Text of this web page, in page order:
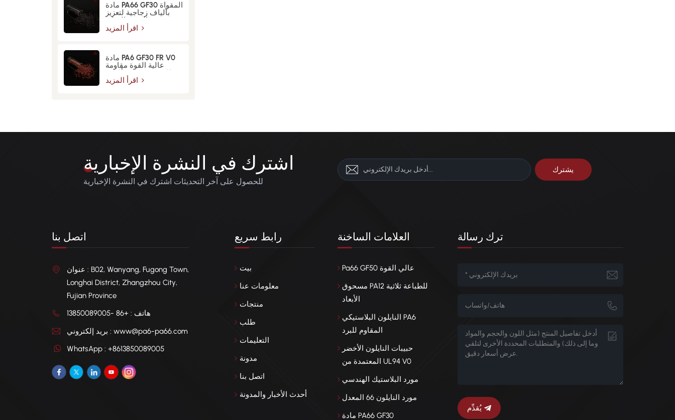
مادة PA66 GF30 المقواة
بألياف زجاجية لتعزيز
القوة والمتانة
مادة PA6 GF30 FR V0
عالية القوة مقاومة
للحريق معززة بألياف
زجاجية
اشترك في النشرة الإخبارية
للحصول على آخر التحديثات اشترك في النشرة الإخبارية
اتصل بنا
عنوان : B02, Wanyang, Fugong Town,
Longhai District, Zhangzhou City,
Fujian Province
هاتف : +86 -13850089005
بريد إلكتروني : www@pa6-pa66.com
WhatsApp : +8613850089005
رابط سريع
بيت
معلومات عنا
منتجات
طلب
التعليمات
مدونة
اتصل بنا
أحدث الأخبار والمدونة
العلامات الساخنة
Pa66 GF50 عالي القوة
مسحوق PA12 للطباعة ثلاثية
الأبعاد
النايلون البلاستيكي PA6
المقاوم للبرد
حبيبات النايلون الأخضر
المعتمدة من UL94 V0
مورد البلاستيك الهندسي
مورد النايلون 66 المعدل
مادة PA66 GF30
ترك رسالة
يُقدِّم